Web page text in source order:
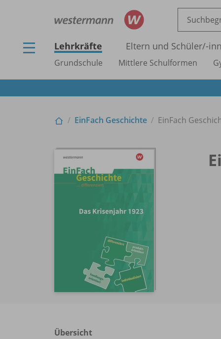
Lehrkräfte Eltern und Schüler/-
Grundschule Mittlere Schulformen
EinFach Geschichte EinFach
Übersicht